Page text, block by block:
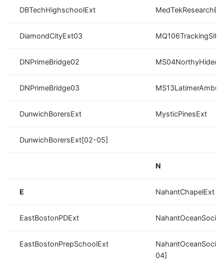
DBTechHighschoolExt
DiamondCityExt03
DNPrimeBridge02
DNPrimeBridge03
DunwichBorersExt MysticPinesExt
DunwichBorersExt[02-05]
N
E NahantChapelExt
EastBostonPDExt
EastBostonPrepSchoolExt
04]